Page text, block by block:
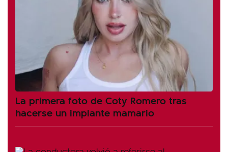
La primera foto de Coty Romero tras
hacerse un implante mamario